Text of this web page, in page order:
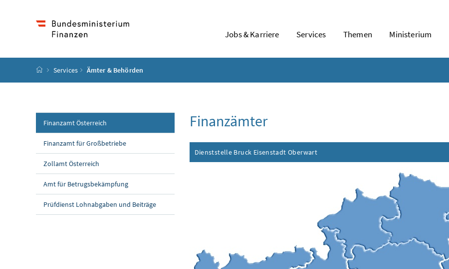
Jobs & Karriere Services Themen Ministerium
Startseite
Services Ämter & Behörden
Finanzamt Österreich
Finanzamt für Großbetriebe
Zollamt Österreich
Amt für Betrugsbekämpfung
Prüfdienst Lohnabgaben und Beiträge
Finanzämter
Dienststelle Bruck Eisenstadt OberwartInhalt aufklappen